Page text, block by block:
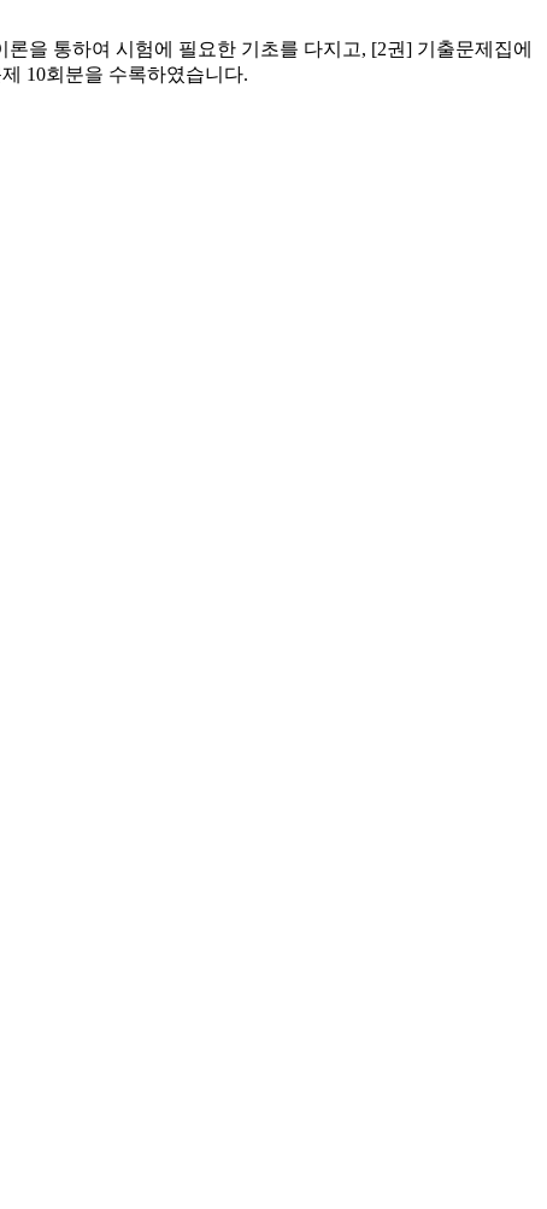
을 통하여 시험에 필요한 기초를 다지고, [2권] 기출문제집에
10회분을 수록하였습니다.